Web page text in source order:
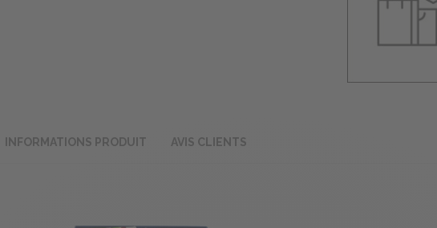
INFORMATIONS PRODUIT AVIS CLIENTS